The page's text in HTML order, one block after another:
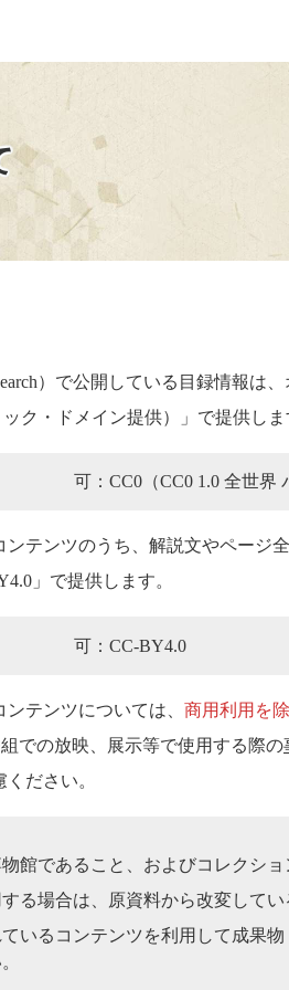
）で公開している目録情報は
ク・ドメイン提供）」で提供しま
可：CC0（CC0 1.0 全世界
ンテンツのうち、解説文やペー
」で提供します。
可：CC-BY4.0
テンツについては、 商用利用を
での放映、展示等で使用する際の
ださい。
館であること、およびコレクショ
る場合は、原資料から改変してい
いるコンテンツを利用して成果